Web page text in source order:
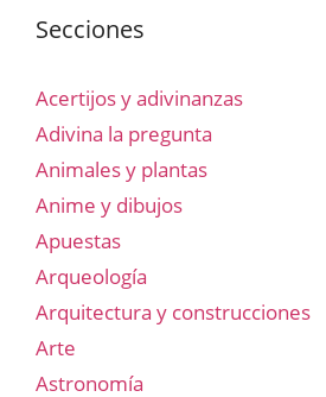
Secciones
Acertijos y adivinanzas
Adivina la pregunta
Animales y plantas
Anime y dibujos
Apuestas
Arqueología
Arquitectura y construcciones
Arte
Astronomía